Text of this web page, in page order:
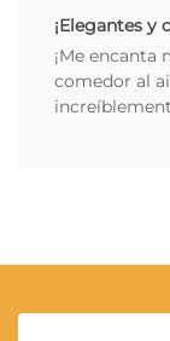
¡Elegantes y
¡Me encanta
comedor al